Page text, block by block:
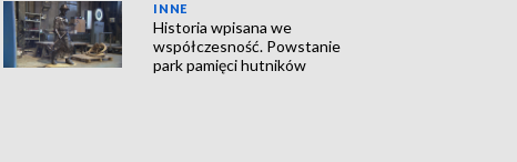
INNE
Historia wpisana we
współczesność. Powstanie
park pamięci hutników